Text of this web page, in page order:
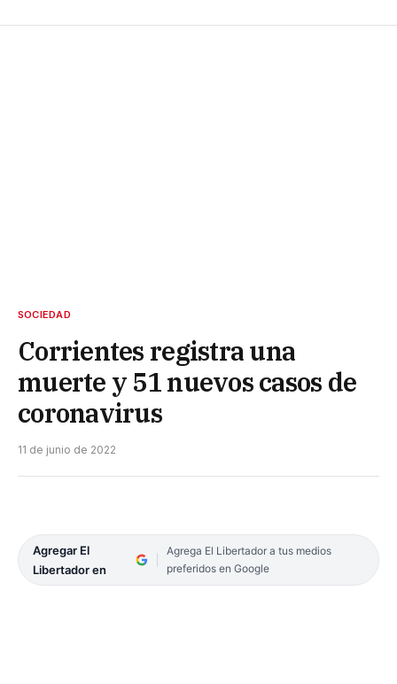
SOCIEDAD
Corrientes registra una
muerte y 51 nuevos casos de
coronavirus
11 de junio de 2022
Agregar El
Libertador en
Agrega El Libertador a tus medios
preferidos en Google